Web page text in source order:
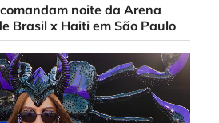
noite da Arena
Brasil x Haiti em São Paulo